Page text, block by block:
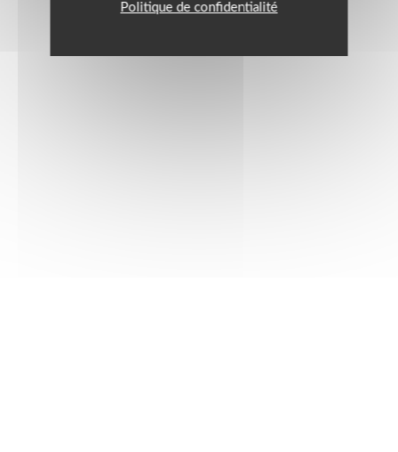
Politique de confidentialité